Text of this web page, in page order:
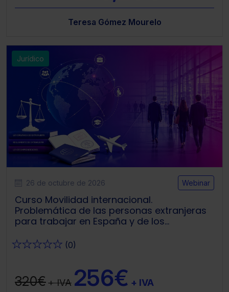
Saber más acerca de las cookies
Teresa Gómez Mourelo
Jurídico
26 de octubre de 2026 Webinar
Curso Movilidad internacional.
Problemática de las personas extranjeras
para trabajar en España y de los
sesiones webinar)
★★★★★ (0)
320€+ IVA 256€ + IVA